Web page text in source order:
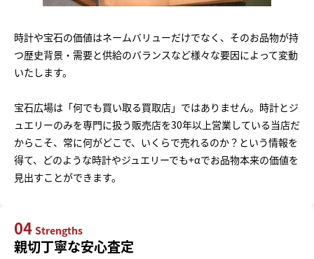
時計や宝石の価値はネームバリューだけでなく、そのお品物が持
つ歴史背景・需要と供給のバランスなど様々な要因によって変動
いたします。
宝石広場は「何でも買い取る買取店」ではありません。時計とジ
ュエリーのみを専門に扱う販売店を30年以上営業している当店だ
からこそ、常に何がどこで、いくらで売れるのか？という情報を
得て、どのような時計やジュエリーでも+αでお品物本来の価値を
見出すことができます。
04 Strengths
親切丁寧な安心査定